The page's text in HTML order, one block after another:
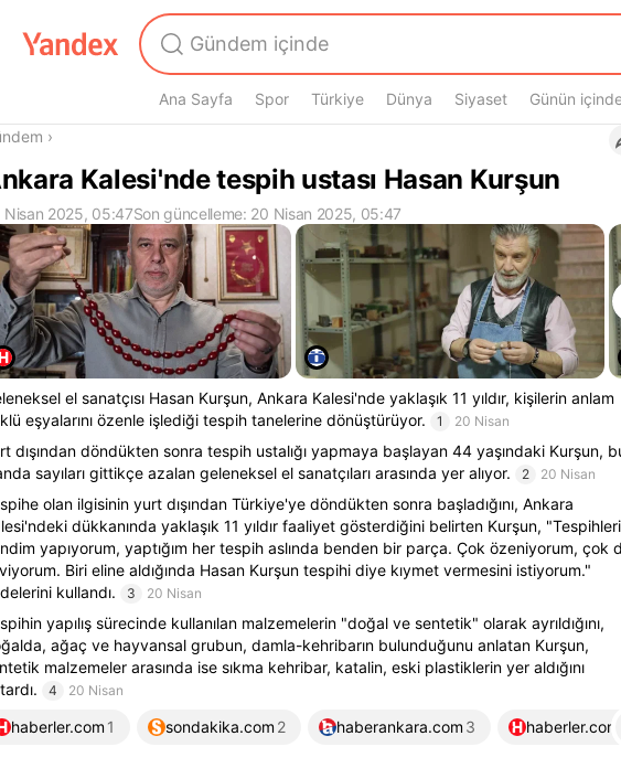
Ana Sayfa Spor Türkiye Dünya Siyaset Günün
›
Kalesi'nde tespih ustası Hasan Kurşun
Nisan 2025, 05:47Son güncelleme: 20 Nisan 2025, 05:47
el sanatçısı Hasan Kurşun, Ankara Kalesi'nde yaklaşık 11 yıldır, kişilerin anlam
eşyalarını özenle işlediği tespih tanelerine dönüştürüyor.
1 20 Nisan
dışından döndükten sonra tespih ustalığı yapmaya başlayan 44 yaşındaki Kurşun,
sayıları gittikçe azalan geleneksel el sanatçıları arasında yer alıyor.
2 20 Nisan
olan ilgisinin yurt dışından Türkiye'ye döndükten sonra başladığını, Ankara
dükkanında yaklaşık 11 yıldır faaliyet gösterdiğini belirten Kurşun, "Tespihleri
yapıyorum, yaptığım her tespih aslında benden bir parça. Çok özeniyorum, çok
Biri eline aldığında Hasan Kurşun tespihi diye kıymet vermesini istiyorum."
kullandı.
3 20 Nisan
yapılış sürecinde kullanılan malzemelerin "doğal ve sentetik" olarak ayrıldığını,
ağaç ve hayvansal grubun, damla-kehribarın bulunduğunu anlatan Kurşun,
malzemeler arasında ise sıkma kehribar, katalin, eski plastiklerin yer aldığını
4 20 Nisan
haberler.com 1 sondakika.com 2 haberankara.com 3 haberler.com